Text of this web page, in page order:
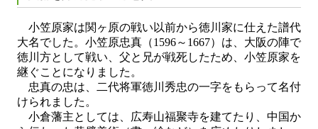
小笠原家は関ヶ原の戦い以前から徳川家に仕えた譜代
大名でした。小笠原忠真（1596～1667）は、大阪の陣で
徳川方として戦い、父と兄が戦死したため、小笠原家を
継ぐことになりました。
忠真の忠は、二代将軍徳川秀忠の一字をもらって名付
けられました。
小倉藩主としては、広寿山福聚寺を建てたり、中国か